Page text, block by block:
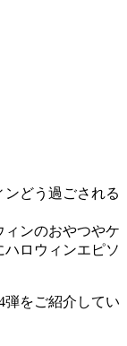
どう過ごされる
ンのおやつやケ
ロウィンエピソ
弾をご紹介してい